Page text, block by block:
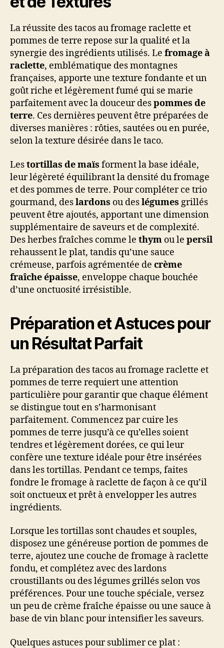
La réussite des tacos au fromage raclette et
pommes de terre repose sur la qualité et la
synergie des ingrédients utilisés. Le fromage à
raclette, emblématique des montagnes
françaises, apporte une texture fondante et un
goût riche et légèrement fumé qui se marie
parfaitement avec la douceur despommes de
terre. Ces dernières peuvent être préparées de
diverses manières : rôties, sautées ou en purée,
selon la texture désirée dans le taco.
Lestortillas de maïs forment la base idéale,
leur légèreté équilibrant la densité du fromage
et des pommes de terre. Pour compléter ce trio
gourmand, deslardons ou deslégumes grillés
peuvent être ajoutés, apportant une dimension
supplémentaire de saveurs et de complexité.
Des herbes fraîches comme le thym ou le persil
rehaussent le plat, tandis qu’une sauce
crémeuse, parfois agrémentée de crème
fraîche épaisse, enveloppe chaque bouchée
d’une onctuosité irrésistible.
Préparation et Astuces pour
un Résultat Parfait
La préparation des tacos au fromage raclette et
pommes de terre requiert une attention
particulière pour garantir que chaque élément
se distingue tout en s’harmonisant
parfaitement. Commencez par cuire les
pommes de terre jusqu’à ce qu’elles soient
tendres et légèrement dorées, ce qui leur
confère une texture idéale pour être insérées
dans les tortillas. Pendant ce temps, faites
fondre le fromage à raclette de façon à ce qu’il
soit onctueux et prêt à envelopper les autres
ingrédients.
Lorsque les tortillas sont chaudes et souples,
disposez une généreuse portion de pommes de
terre, ajoutez une couche de fromage à raclette
fondu, et complétez avec des lardons
croustillants ou des légumes grillés selon vos
préférences. Pour une touche spéciale, versez
un peu de crème fraîche épaisse ou une sauce à
base de vin blanc pour intensifier les saveurs.
Quelques astuces pour sublimer ce plat :